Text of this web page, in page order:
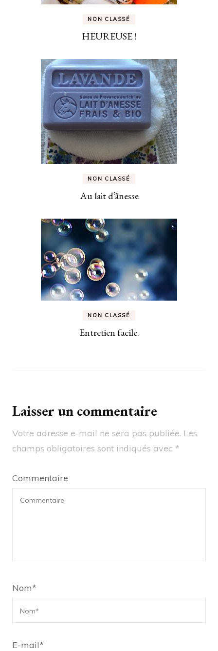
NON CLASSÉ
HEUREUSE !
NON CLASSÉ
Au lait d’ânesse
NON CLASSÉ
Entretien facile.
Laisser un commentaire
Votre adresse e-mail ne sera pas publiée. Les
champs obligatoires sont indiqués avec *
Commentaire
Nom*
E-mail*